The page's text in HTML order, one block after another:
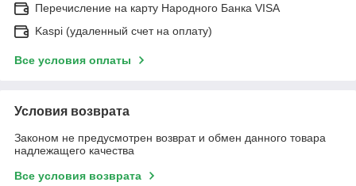
Перечисление на карту Народного Банка VISA
Kaspi (удаленный счет на оплату)
Все условия оплаты
Условия возврата
Законом не предусмотрен возврат и обмен данного товара
надлежащего качества
Все условия возврата